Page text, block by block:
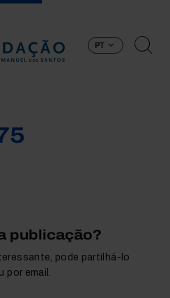
PT
publicação?
pode partilhá-lo
por email.